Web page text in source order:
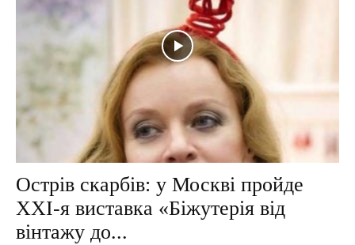
Острів скарбів: у Москві пройде
XXI-я виставка «Біжутерія від
вінтажу до...